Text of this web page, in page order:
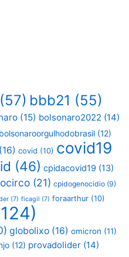
(57) bbb21 (55)
(15) bolsonaro2022 (14)
bolsonaroorgulhodobrasil (12)
(16) covid (10) covid19
(46) cpidacovid19 (13)
(21) cpidogenocidio (9)
(7) ficagil (7) foraarthur (10)
globolixo (16) omicron (11)
(12) provadolider (14)